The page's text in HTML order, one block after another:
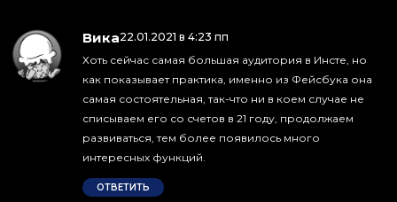
Вика:22.01.2021 в 4:23 пп
Хоть сейчас самая большая аудитория в Инсте, но
как показывает практика, именно из Фейсбука она
самая состоятельная, так-что ни в коем случае не
списываем его со счетов в 21 году, продолжаем
развиваться, тем более появилось много
интересных функций.
ОТВЕТИТЬ